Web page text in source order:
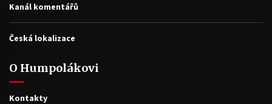
Kanál komentářů
Česká lokalizace
O Humpolákovi
Kontakty